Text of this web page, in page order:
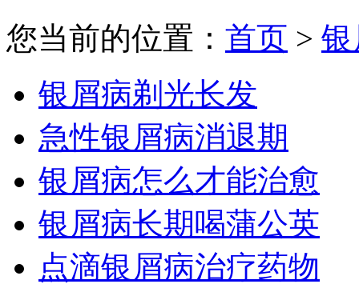
您当前的位置： 首页 >
银屑病剃光长发
急性银屑病消退期
银屑病怎么才能治愈
银屑病长期喝蒲公英
点滴银屑病治疗药物